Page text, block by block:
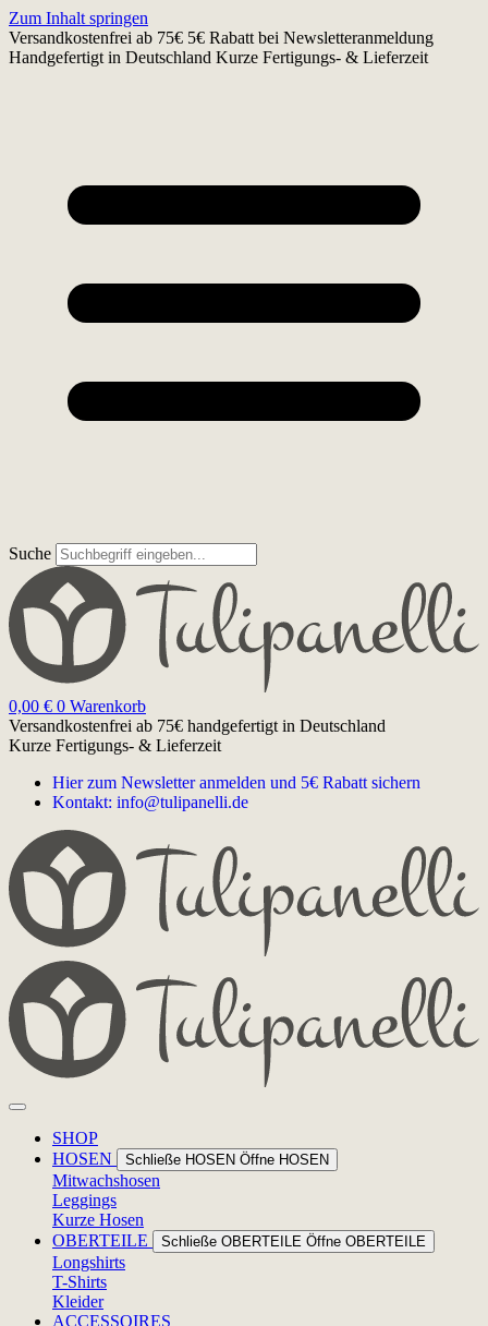
Zum Inhalt springen
Versandkostenfrei ab 75€ 5€ Rabatt bei Newsletteranmeldung
Handgefertigt in Deutschland Kurze Fertigungs- & Lieferzeit
Suche
0,00 € 0 Warenkorb
Versandkostenfrei ab 75€ handgefertigt in Deutschland
Kurze Fertigungs- & Lieferzeit
Hier zum Newsletter anmelden und 5€ Rabatt sichern
Kontakt: info@tulipanelli.de
SHOP
HOSEN
Schließe HOSEN Öffne HOSEN
Mitwachshosen
Leggings
Kurze Hosen
OBERTEILE
Schließe OBERTEILE Öffne OBERTEILE
Longshirts
T-Shirts
Kleider
ACCESSOIRES